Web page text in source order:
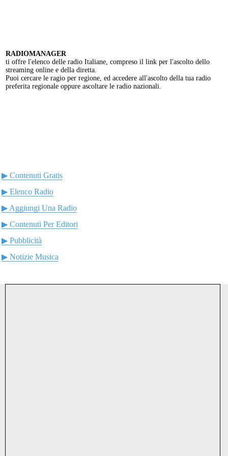
RADIOMANAGER
ti offre l'elenco delle radio Italiane, compreso il link per l'ascolto dello
streaming online e della diretta.
Puoi cercare le ragio per regione, ed accedere all'ascolto della tua radio
preferita regionale oppure ascoltare le radio nazionali.
▶ Contenuti Gratis
▶ Elenco Radio
▶ Aggiungi Una Radio
▶ Contenuti Per Editori
▶ Pubblicità
▶ Notizie Musica